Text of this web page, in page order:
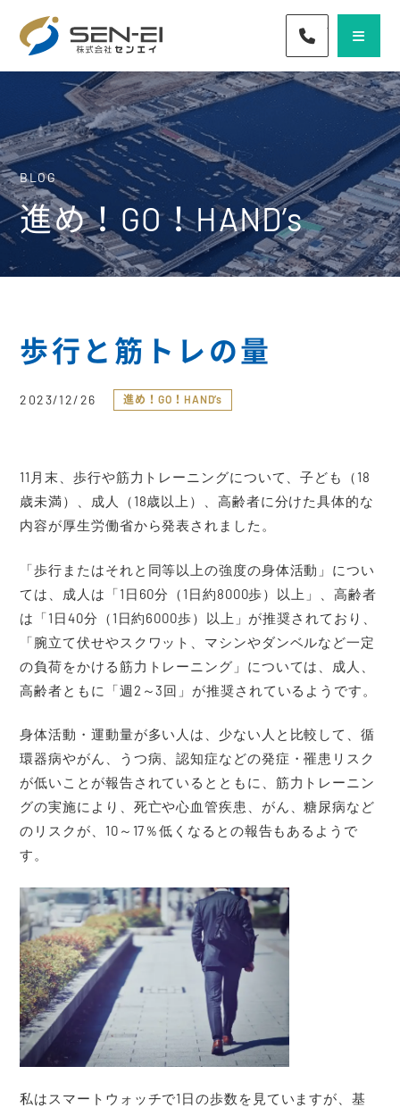
072-436-
BLOG
進め！GO！HAND’s
歩行と筋トレの量
2023/12/26 進め！GO！HAND’s
11月末、歩行や筋力トレーニングについて、子ども（18
歳未満）、成人（18歳以上）、高齢者に分けた具体的な
内容が厚生労働省から発表されました。
「歩行またはそれと同等以上の強度の身体活動」につい
ては、成人は「1日60分（1日約8000歩）以上」、高齢者
は「1日40分（1日約6000歩）以上」が推奨されており、
「腕立て伏せやスクワット、マシンやダンベルなど一定
の負荷をかける筋力トレーニング」については、成人、
高齢者ともに「週2～3回」が推奨されているようです。
身体活動・運動量が多い人は、少ない人と比較して、循
環器病やがん、うつ病、認知症などの発症・罹患リスク
が低いことが報告されているとともに、筋力トレーニン
グの実施により、死亡や心血管疾患、がん、糖尿病など
のリスクが、10～17％低くなるとの報告もあるようで
す。
私はスマートウォッチで1日の歩数を見ていますが、基